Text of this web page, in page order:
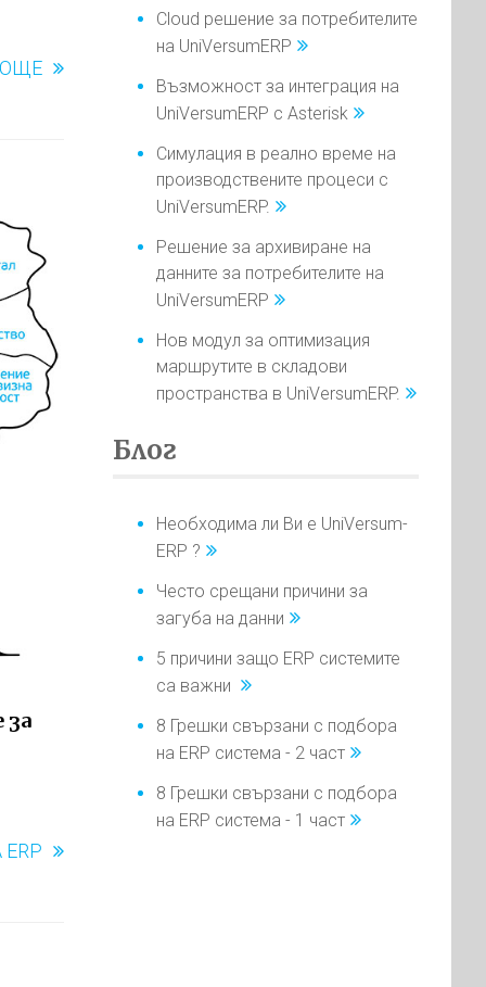
за
Cloud решение за потребителите
на UniVersumERP
Възможност за интеграция на
UniVersumERP с Asterisk
Симулация в реално време на
производствените процеси с
UniVersumERP.
Решение за архивиране на
данните за потребителите на
UniVersumERP
Нов модул за оптимизация
маршрутите в складови
пространства в UniVersumERP.
Блог
Необходима ли Ви е UniVersum-
ERP ?
Често срещани причини за
загуба на данни
5 причини защо ERP системите
са важни
8 Грешки свързани с подбора
на ERP система - 2 част
8 Грешки свързани с подбора
на ERP система - 1 част